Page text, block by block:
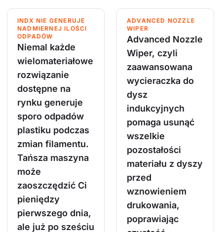
INDX NIE GENERUJE
NADMIERNEJ ILOŚCI
ODPADÓW
Niemal każde
wielomateriałowe
rozwiązanie
dostępne na
rynku generuje
sporo odpadów
plastiku podczas
zmian filamentu.
Tańsza maszyna
może
zaoszczędzić Ci
pieniędzy
pierwszego dnia,
ale już po sześciu
ADVANCED NOZZLE
WIPER
Advanced Nozzle
Wiper, czyli
zaawansowana
wycieraczka do
dysz
indukcyjnych
pomaga usunąć
wszelkie
pozostałości
materiału z dyszy
przed
wznowieniem
drukowania,
poprawiając